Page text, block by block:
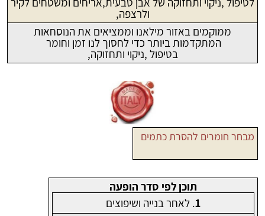
ולרצפה,
ממוקמים באזור מילאנו וממציאים את הנוסחאות
המתקדמות ביותר כדי לחסוך לנו זמן וחומר
בטיפול ,ניקוי ותחזוקה,
מבחר חומרים להסרת כתמים
תוכן לפי סדר הופעה
1. לאחר בנייה ושיפוצים